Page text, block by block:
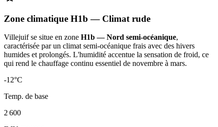
Zone climatique H1b — Climat rude
Villejuifse situe en zone H1b — Nord semi-océanique,
caractérisée par un climat semi-océanique frais avec des hivers
humides et prolongés. L'humidité accentue la sensation de froid, ce
qui rend le chauffage continu essentiel de novembre à mars.
-12°C
Temp. de base
2 600